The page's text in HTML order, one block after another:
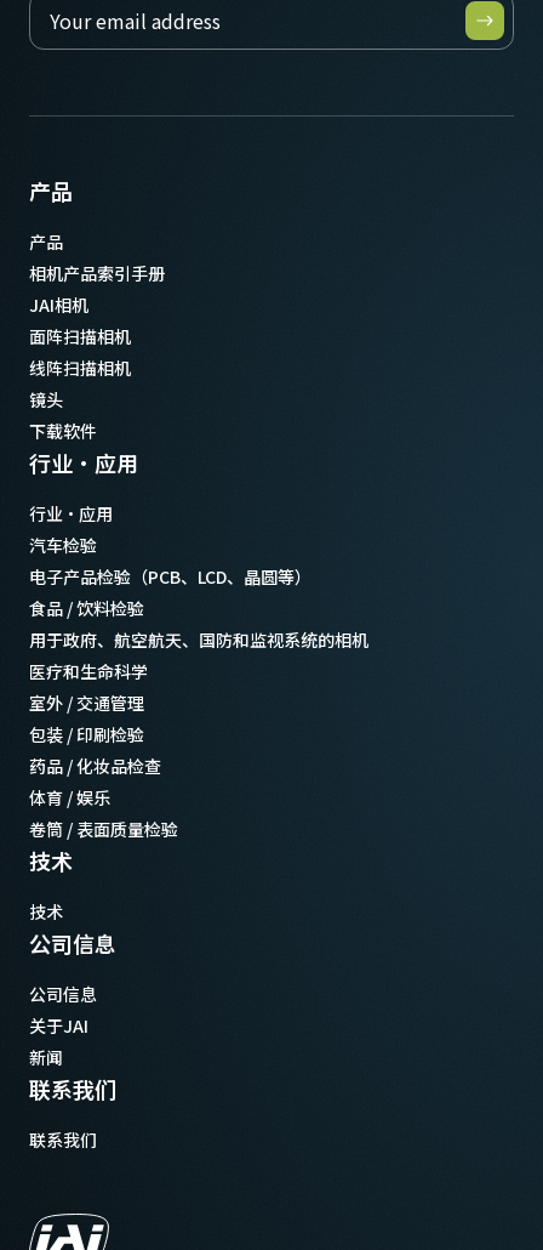
产品
产品
相机产品索引手册
JAI相机
面阵扫描相机
线阵扫描相机
镜头
下载软件
行业·应用
行业·应用
汽车检验
电子产品检验（PCB、LCD、晶圆等）
食品 / 饮料检验
用于政府、航空航天、国防和监视系统的相机
医疗和生命科学
室外 / 交通管理
包装 / 印刷检验
药品 / 化妆品检查
体育 / 娱乐
卷筒 / 表面质量检验
技术
技术
公司信息
公司信息
关于JAI
新闻
联系我们
联系我们